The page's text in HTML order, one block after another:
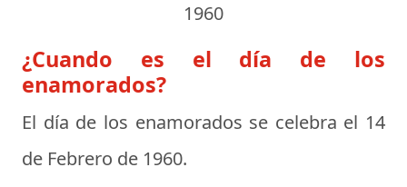
1960
¿Cuando es el día de los
enamorados?
El día de los enamorados se celebra el 14
de Febrero de 1960.